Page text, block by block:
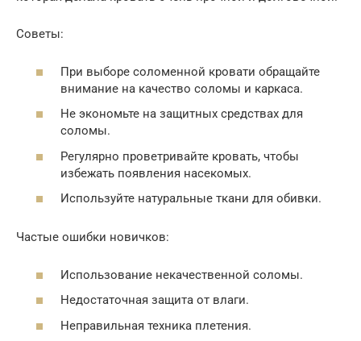
Советы:
При выборе соломенной кровати обращайте
внимание на качество соломы и каркаса.
Не экономьте на защитных средствах для
соломы.
Регулярно проветривайте кровать, чтобы
избежать появления насекомых.
Используйте натуральные ткани для обивки.
Частые ошибки новичков:
Использование некачественной соломы.
Недостаточная защита от влаги.
Неправильная техника плетения.